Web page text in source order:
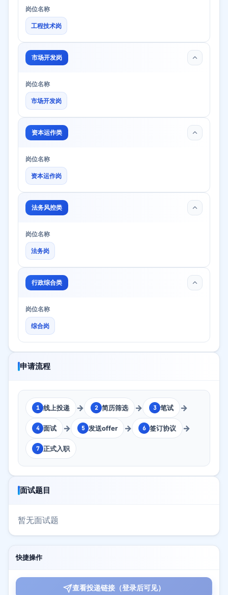
岗位名称
工程技术岗
市场开发岗
岗位名称
市场开发岗
资本运作类
岗位名称
资本运作岗
法务风控类
岗位名称
法务岗
行政综合类
岗位名称
综合岗
申请流程
1 线上投递 → 2 简历筛选 → 3 笔试 →
4 面试 → 5 发送offer → 6 签订协议 →
7 正式入职
面试题目
暂无面试题
快捷操作
查看投递链接（登录后可见）